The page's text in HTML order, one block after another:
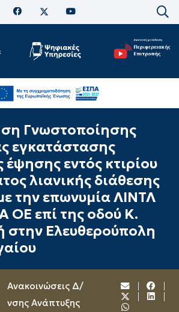
Γνωστοποίησης
εγκατάστασης
εντός κτιρίου
λιανικής διάθεσης
την επωνυμία ΛΙΝΤΛ
ΟΕ επί της οδού Κ.
στην Ελευθερούπολη
Ανακοινώσεις Δ/
νσης Ανάπτυξης